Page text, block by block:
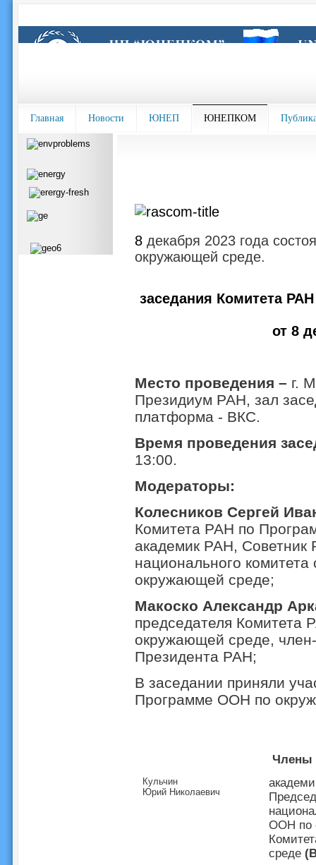
Главная Новости ЮНЕП ЮНЕПКОМ
8декабря 2023 года
окружающей среде.
заседания Комитета
от 8
Место проведения – г.
Президиум РАН, зал
платформа - ВКС.
Время проведения з
13:00.
Модераторы:
Колесников Сергей
Комитета РАН по
академик РАН, Советник
национального
окружающей среде;
Макоско Александр
председателя
окружающей среде,
Президента РАН;
В заседании приняли
Программе ООН по
Члены
Кульчин
Юрий Николаевич
ООН по
среде